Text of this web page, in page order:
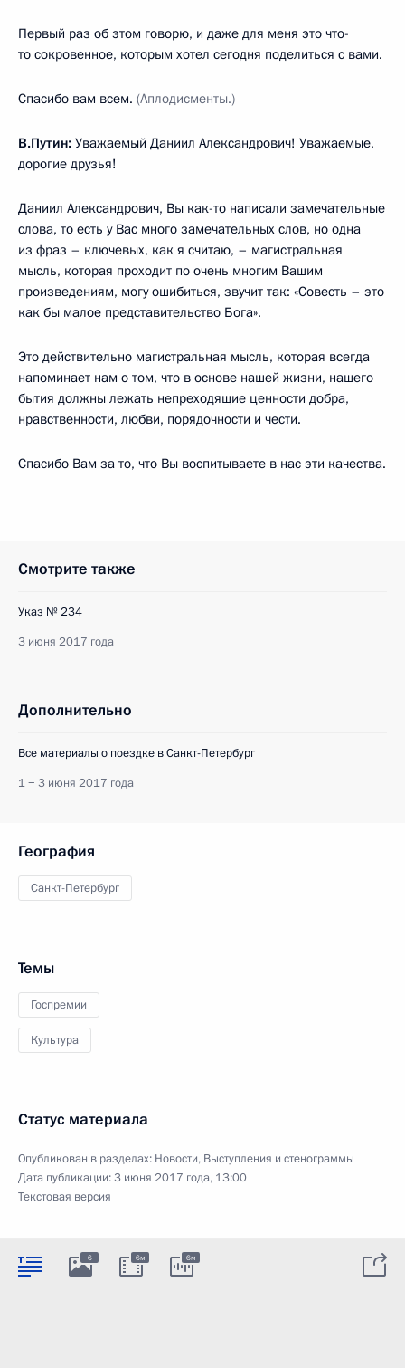
Первый раз об этом говорю, и даже для меня это что-
то сокровенное, которым хотел сегодня поделиться с вами.
Спасибо вам всем. (Аплодисменты.)
В.Путин: Уважаемый Даниил Александрович! Уважаемые,
дорогие друзья!
Даниил Александрович, Вы как-то написали замечательные
слова, то есть у Вас много замечательных слов, но одна
из фраз – ключевых, как я считаю, – магистральная
мысль, которая проходит по очень многим Вашим
произведениям, могу ошибиться, звучит так: «Совесть – это
как бы малое представительство Бога».
Это действительно магистральная мысль, которая всегда
напоминает нам о том, что в основе нашей жизни, нашего
бытия должны лежать непреходящие ценности добра,
нравственности, любви, порядочности и чести.
Спасибо Вам за то, что Вы воспитываете в нас эти качества.
Смотрите также
Указ № 234
3 июня 2017 года
Дополнительно
Все материалы о поездке в Санкт-Петербург
1 − 3 июня 2017 года
География
Санкт-Петербург
Темы
Госпремии
Культура
Статус материала
Опубликован в разделах: Новости, Выступления и стенограммы
Дата публикации:3 июня 2017 года, 13:00
Текстовая версия
6 6м 6м